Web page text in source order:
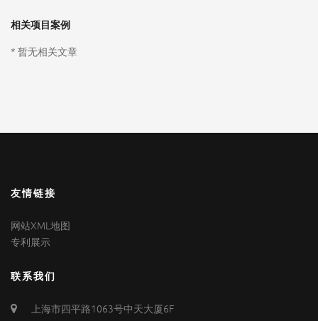
相关项目案例
* 暂无相关文章
友情链接
网站XML地图
专利展示
联系我们
上海市四平路1063号中天大厦6F